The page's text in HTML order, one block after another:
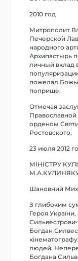
2010 год
Митрополит
Печерской
народного
Архипастырь
личный вклад
пожелал
поприще.
Отмечая
орденом
Ростовского,
23 июля 2012
МІНІСТРУ
Шановний
З глибоким
Героя України,
Богдан
людей.
Богдана